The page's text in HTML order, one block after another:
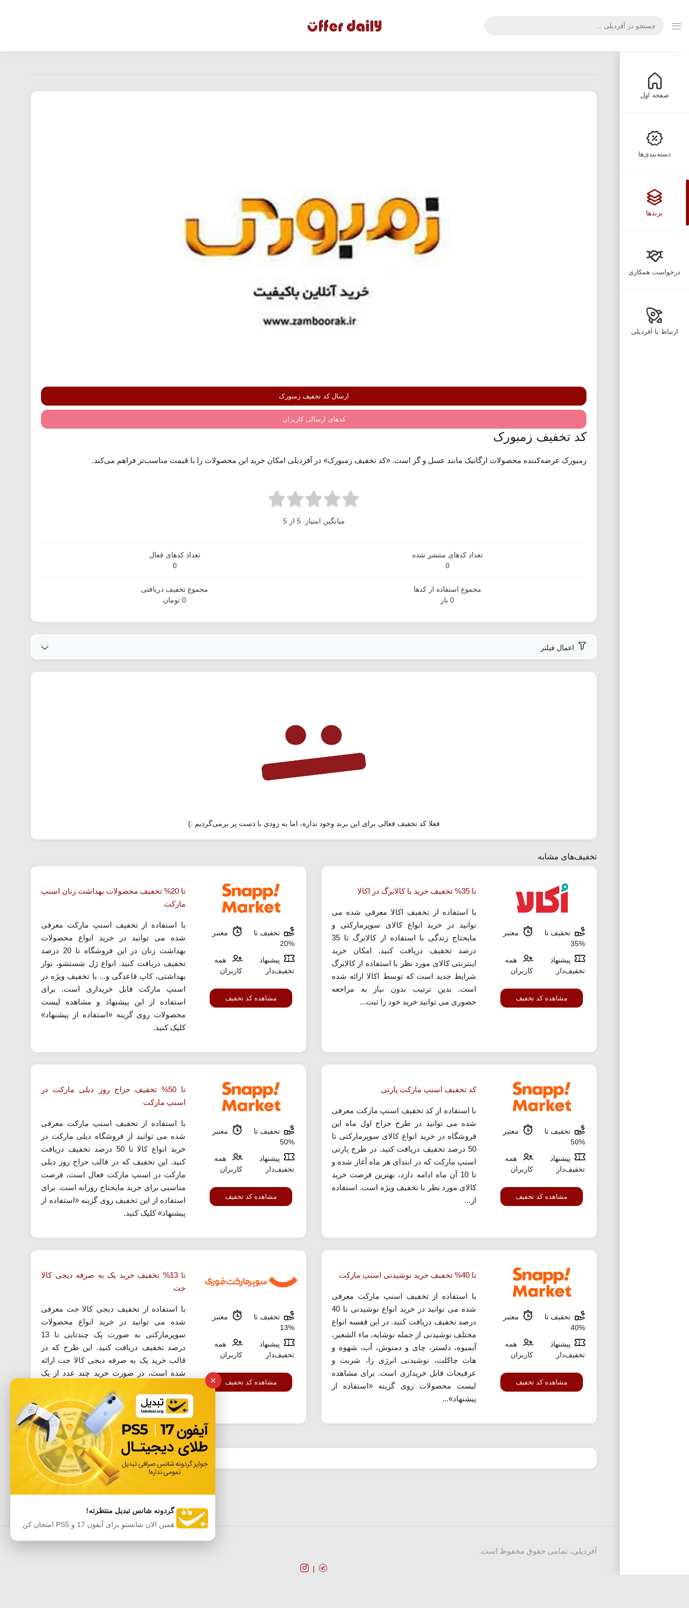
صفحه اول
دسته‌بندی‌ها
برندها
درخواست همکاری
ارتباط با آفردیلی
ارسال کد تخفیف زمبورک
کدهای ارسالی کاربران
کد تخفیف زمبورک
زمبورک عرضه‌کننده محصولات ارگانیک مانند عسل و گز است. «کد تخفیف زمبورک» در آفردیلی امکان خرید این محصولات را با قیمت مناسب‌تر فراهم می‌کند.
میانگین امتیاز: 5 از 5
تعداد کدهای منتشر شده
0
تعداد کدهای فعال
0
مجموع استفاده از کدها
0 بار
مجموع تخفیف دریافتی
0 تومان
اعمال فیلتر
فعلا کد تخفیف فعالی برای این برند وجود نداره، اما به زودی با دست پر برمی‌گردیم :)
تخفیف‌های مشابه
تخفیف تا
%35
معتبر
پیشنهاد
تخفیف‌دار
همه
کاربران
مشاهده کد تخفیف
تا 35% تخفیف خرید با کالابرگ در اکالا
با استفاده از تخفیف اکالا معرفی شده می
توانید در خرید انواع کالای سوپرمارکتی و
مایحتاج زندگی با استفاده از کالابرگ تا 35
درصد تخفیف دریافت کنید. امکان خرید
اینترنتی کالای مورد نظر با استفاده از کالابرگ
شرایط جدید است که توسط اکالا ارائه شده
است. بدین ترتیب بدون نیاز به مراجعه
حضوری می توانید خرید خود را ثبت...
تخفیف تا
%20
معتبر
پیشنهاد
تخفیف‌دار
همه
کاربران
مشاهده کد تخفیف
تا 20% تخفیف محصولات بهداشت زنان اسنپ
مارکت
با استفاده از تخفیف اسنپ مارکت معرفی
شده می توانید در خرید انواع محصولات
بهداشت زنان در این فروشگاه تا 20 درصد
تخفیف دریافت کنید. انواع ژل شستشو، نوار
بهداشتی، کاپ قاعدگی و... با تخفیف ویژه در
اسنپ مارکت قابل خریداری است. برای
استفاده از این پیشنهاد و مشاهده لیست
محصولات روی گزینه «استفاده از پیشنهاد»
کلیک کنید.
تخفیف تا
%50
معتبر
پیشنهاد
تخفیف‌دار
همه
کاربران
مشاهده کد تخفیف
کد تخفیف اسنپ مارکت پارتی
با استفاده از کد تخفیف اسنپ مارکت معرفی
شده می توانید در طرح حراج اول ماه این
فروشگاه در خرید انواع کالای سوپرمارکتی تا
50 درصد تخفیف دریافت کنید. در طرح پارتی
اسنپ مارکت که در ابتدای هر ماه آغاز شده و
تا 10 آن ماه ادامه دارد، بهترین فرصت خرید
کالای مورد نظر با تخفیف ویژه است. استفاده
از...
تخفیف تا
%50
معتبر
پیشنهاد
تخفیف‌دار
همه
کاربران
مشاهده کد تخفیف
تا 50% تخفیف حراج روز دیلی مارکت در
اسنپ مارکت
با استفاده از تخفیف اسنپ مارکت معرفی
شده می توانید از فروشگاه دیلی مارکت در
خرید انواع کالا تا 50 درصد تخفیف دریافت
کنید. این تخفیف که در قالب حراج روز دیلی
مارکت در اسنپ مارکت فعال است، فرصت
مناسبی برای خرید مایحتاج روزانه است. برای
استفاده از این تخفیف روی گزینه «استفاده از
پیشنهاد» کلیک کنید.
تخفیف تا
%40
معتبر
پیشنهاد
تخفیف‌دار
همه
کاربران
مشاهده کد تخفیف
تا 40% تخفیف خرید نوشیدنی اسنپ مارکت
با استفاده از تخفیف اسنپ مارکت معرفی
شده می توانید در خرید انواع نوشیدنی تا 40
درصد تخفیف دریافت کنید. در این قفسه انواع
مختلف نوشیدنی از جمله نوشابه، ماء الشعیر،
آبمیوه، دلستر، چای و دمنوش، آب، شهوه و
هات چاکلت، نوشیدنی انرژی زا، شربت و
عرقیجات قابل خریداری است. برای مشاهده
لیست محصولات روی گزینه «استفاده از
پیشنهاد»...
تخفیف تا
%13
معتبر
پیشنهاد
تخفیف‌دار
همه
کاربران
مشاهده کد تخفیف
تا 13% تخفیف خرید پک به صرفه دیجی کالا
جت
با استفاده از تخفیف دیجی کالا جت معرفی
شده می توانید در خرید انواع محصولات
سوپرمارکتی به صورت پک چندتایی تا 13
درصد تخفیف دریافت کنید. این طرح که در
قالب خرید پک به صرفه دیجی کالا جت ارائه
شده است، در صورت خرید چند عدد از یک
فراهم می کند. برای مشاهده...
×
گردونه شانس تبدیل منتظرته!
همین الان شانستو برای آیفون 17 و PS5 امتحان کن
آفردیلی، تمامی حقوق محفوظ است.